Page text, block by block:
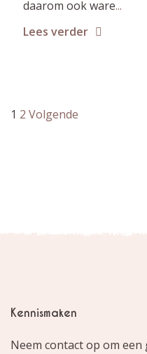
daarom ook ware...
Lees verder
1 2 Volgende
Kennismaken
Neem contact op om